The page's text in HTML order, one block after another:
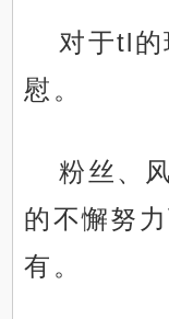
对于tl的
慰。
粉丝、
的不懈努
有。